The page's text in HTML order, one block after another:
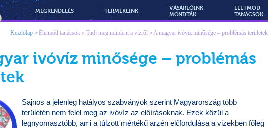
Vízmegoldás
MEGRENDELÉS TERMÉKEINK
VÁSÁRLÓINK
MONDTÁK
ÉLETMÓD
TANÁCSOK
Kezdőlap » Életmód tanácsok » Tudj meg mindent a vízről »A magyar ivóvíz minősége – problémás területek
ivóvíz minősége – problémás
Sajnos a jelenleg hatályos szabványok szerint Magyarország több
területén nem felel meg az ivóvíz az előírásoknak. Ezek közül a
legnyomasztóbb, ami a túlzott mértékű arzén előfordulása a vizekben főleg